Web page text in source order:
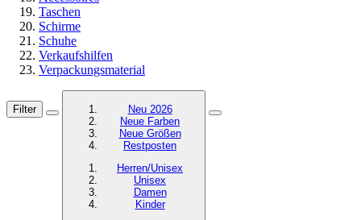
Taschen
Schirme
Schuhe
Verkaufshilfen
Verpackungsmaterial
Filter
Neu 2026
Neue Farben
Neue Größen
Restposten
Herren/Unisex
Unisex
Damen
Kinder